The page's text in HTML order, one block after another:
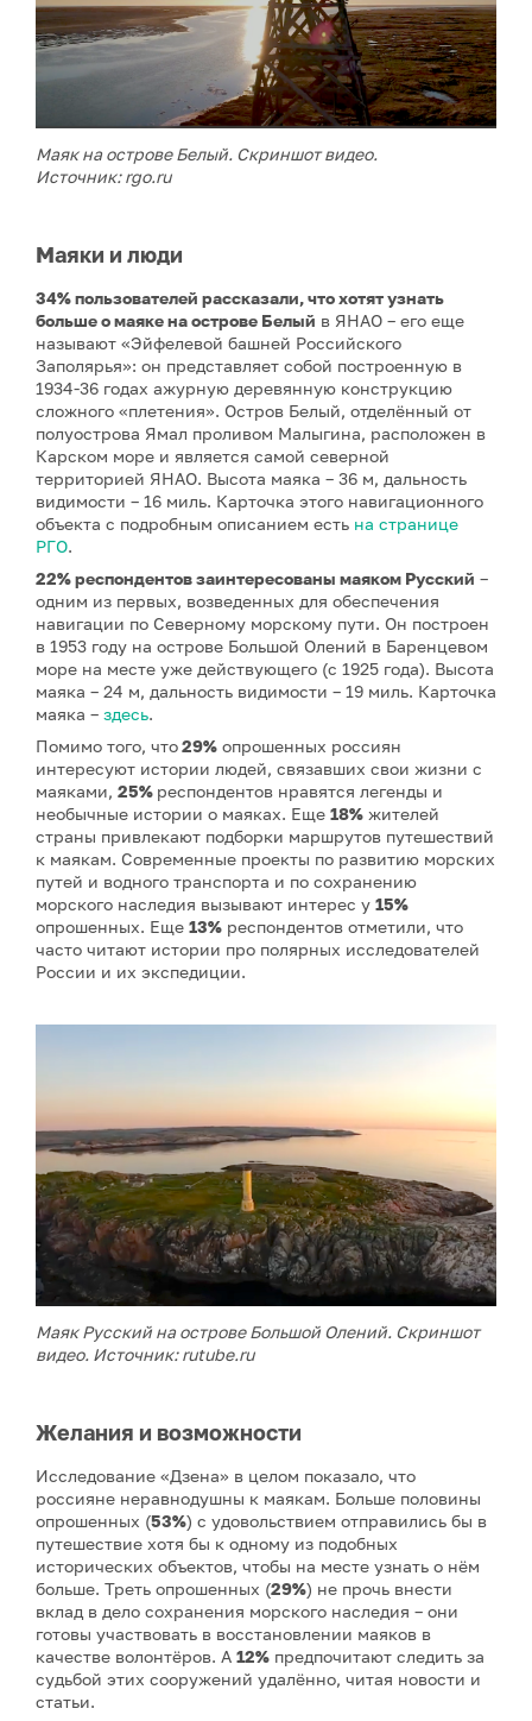
Маяк на острове Белый. Скриншот видео.
Источник: rgo.ru
Маяки и люди
34% пользователей рассказали, что хотят узнать
больше о маяке на острове Белый в ЯНАО – его еще
называют «Эйфелевой башней Российского
Заполярья»: он представляет собой построенную в
1934-36 годах ажурную деревянную конструкцию
сложного «плетения». Остров Белый, отделённый от
полуострова Ямал проливом Малыгина, расположен в
Карском море и является самой северной
территорией ЯНАО. Высота маяка – 36 м, дальность
видимости – 16 миль. Карточка этого навигационного
объекта с подробным описанием есть на странице
РГО.
22% респондентов заинтересованы маяком Русский –
одним из первых, возведенных для обеспечения
навигации по Северному морскому пути. Он построен
в 1953 году на острове Большой Олений в Баренцевом
море на месте уже действующего (с 1925 года). Высота
маяка – 24 м, дальность видимости – 19 миль. Карточка
маяка – здесь.
Помимо того, что29% опрошенных россиян
интересуют истории людей, связавших свои жизни с
маяками, 25% респондентов нравятся легенды и
необычные истории о маяках. Еще 18% жителей
страны привлекают подборки маршрутов путешествий
к маякам. Современные проекты по развитию морских
путей и водного транспорта и по сохранению
морского наследия вызывают интерес у 15%
опрошенных. Еще 13% респондентов отметили, что
часто читают истории про полярных исследователей
России и их экспедиции.
Маяк Русский на острове Большой Олений. Скриншот
видео. Источник: rutube.ru
Желания и возможности
Исследование «Дзена» в целом показало, что
россияне неравнодушны к маякам. Больше половины
опрошенных (53%) с удовольствием отправились бы в
путешествие хотя бы к одному из подобных
исторических объектов, чтобы на месте узнать о нём
больше. Треть опрошенных (29%) не прочь внести
вклад в дело сохранения морского наследия – они
готовы участвовать в восстановлении маяков в
качестве волонтёров. А 12% предпочитают следить за
судьбой этих сооружений удалённо, читая новости и
статьи.